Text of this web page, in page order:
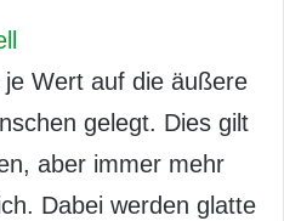
Wert auf die äußere
gelegt. Dies gilt
aber immer mehr
Dabei werden glatte